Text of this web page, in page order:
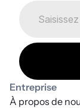
Entreprise
À propos de